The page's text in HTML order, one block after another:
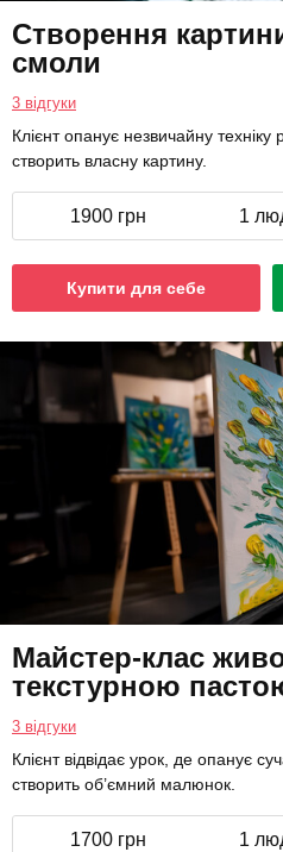
Створення
смоли
3 відгуки
Клієнт опанує незвичайну
створить власну картину.
1900 грн 1
Купити для себе
Майстер-клас
текстурною
3 відгуки
Клієнт відвідає урок, де опанує
створить об’ємний малюнок.
1700 грн 1